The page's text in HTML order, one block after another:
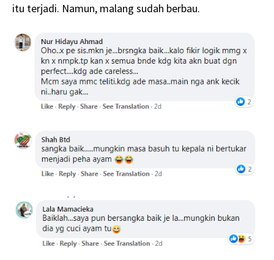
itu terjadi. Namun, malang sudah berbau.